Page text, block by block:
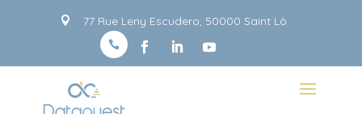
 77 Rue Leny Escudero, 50000 Saint Lô
